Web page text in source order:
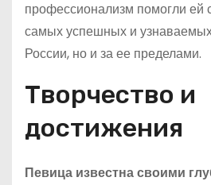
профессионализм помогли ей
самых успешных и
России, но и за ее пределами.
Творчество и
достижения
Певица известна своими